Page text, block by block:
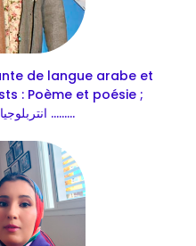
de langue arabe et
: Poème et poésie ;
انتربلوجيا الحكاية الشعبية .........